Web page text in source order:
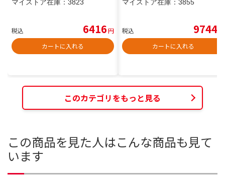
マイストア在庫： 3823
税込 6416円
カートに入れる
マイストア在庫： 3855
税込 9744
カートに入れる
このカテゴリをもっと見る
この商品を見た人はこんな商品も見て
います